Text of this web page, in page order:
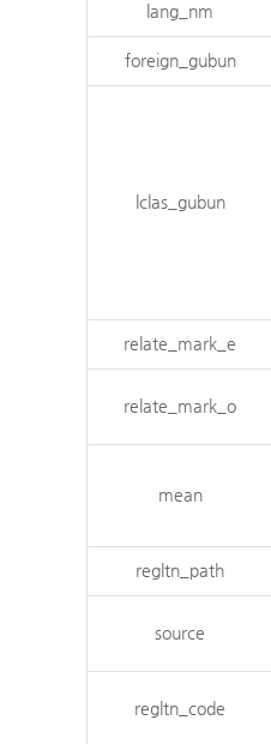
lang_nm
foreign_gubun
lclas_gubun
relate_mark_e
relate_mark_o
mean
regltn_path
source
regltn_code